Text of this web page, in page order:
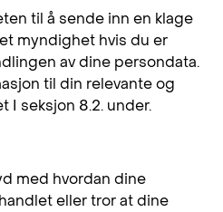
til å sende inn en klage
myndighet hvis du er
av dine persondata.
til din relevante og
I seksjon 8.2. under.
med hvordan dine
eller tror at dine